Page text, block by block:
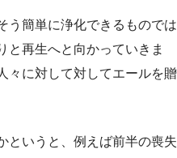
う簡単に浄化できるものでは
と再生へと向かっていきま
々に対して対してエールを贈
というと、例えば前半の喪失